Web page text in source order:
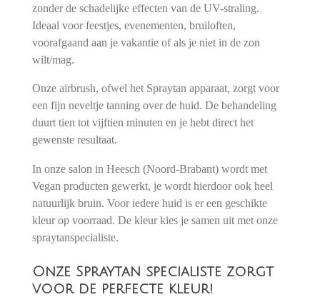
zonder de schadelijke effecten van de UV-straling.
Ideaal voor feestjes, evenementen, bruiloften,
voorafgaand aan je vakantie of als je niet in de zon
wilt/mag.
Onze airbrush, ofwel het Spraytan apparaat, zorgt voor
een fijn neveltje tanning over de huid. De behandeling
duurt tien tot vijftien minuten en je hebt direct het
gewenste resultaat.
In onze salon in Heesch (Noord-Brabant) wordt met
Vegan producten gewerkt, je wordt hierdoor ook heel
natuurlijk bruin. Voor iedere huid is er een geschikte
kleur op voorraad. De kleur kies je samen uit met onze
spraytanspecialiste.
Onze Spraytan specialiste zorgt
voor de perfecte kleur!